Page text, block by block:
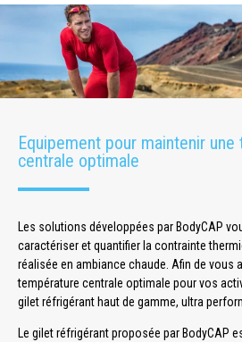
Equipement pour maintenir
centrale optimale
Les solutions développées par BodyCAP
caractériser et quantifier la contrainte
réalisée en ambiance chaude. Afin de vous
température centrale optimale pour vos
gilet réfrigérant haut de gamme, ultra
Le gilet réfrigérant proposée par BodyCAP